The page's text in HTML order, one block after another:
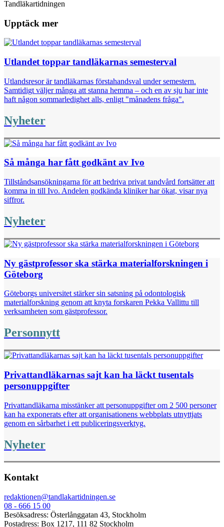
Tandläkartidningen
Upptäck mer
Utlandet toppar tandläkarnas semesterval
Utlandsresor är tandläkarnas förstahandsval under semestern.
Samtidigt väljer många att stanna hemma – och en av sju har inte
haft någon sommarledighet alls, enligt "månadens fråga".
Nyheter
Så många har fått godkänt av Ivo
Tillståndsansökningarna för att bedriva privat tandvård fortsätter att
komma in till Ivo. Andelen godkända kliniker har ökat, visar nya
siffror.
Nyheter
Ny gästprofessor ska stärka materialforskningen i
Göteborg
Göteborgs universitet stärker sin satsning på odontologisk
materialforskning genom att knyta forskaren Pekka Vallittu till
verksamheten som gästprofessor.
Personnytt
Privattandläkarnas sajt kan ha läckt tusentals
personuppgifter
Privattandläkarna misstänker att personuppgifter om 2 500 personer
kan ha exponerats efter att organisationens webbplats utnyttjats
genom en sårbarhet i ett publiceringsverktyg.
Nyheter
Kontakt
redaktionen@tandlakartidningen.se
08 - 666 15 00
Besöksadress: Österlånggatan 43, Stockholm
Postadress: Box 1217, 111 82 Stockholm